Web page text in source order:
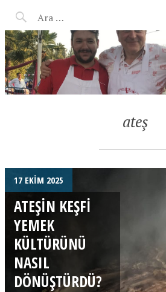
AHMET KATER
ATEŞINDE
MANGAL PARTISI
HIZMETLERI
ateş
17 EKIM 2025
ATEŞIN KEŞFI
YEMEK
KÜLTÜRÜNÜ
NASIL
DÖNÜŞTÜRDÜ?